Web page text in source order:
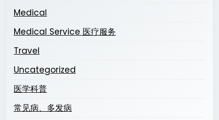
Medical
Medical Service 医疗服务
Travel
Uncategorized
医学科普
常见病、多发病